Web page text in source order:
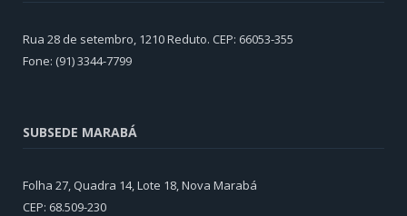
Rua 28 de setembro, 1210 Reduto. CEP: 66053-355
Fone: (91) 3344-7799
SUBSEDE MARABÁ
Folha 27, Quadra 14, Lote 18, Nova Marabá
CEP: 68.509-230